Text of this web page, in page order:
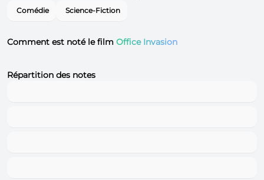
Comédie Science-Fiction
Comment est noté le film Office Invasion
Répartition des notes